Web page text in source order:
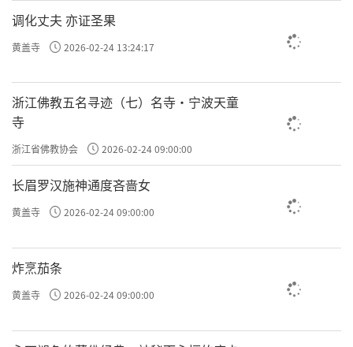
调化丈夫 亦证圣果
黄盖寺 2026-02-24 13:24:17
浙江佛教五名寻迹（七）名寺·宁波天童
寺
浙江省佛教协会 2026-02-24 09:00:00
长眉罗汉施神通度吝啬女
黄盖寺 2026-02-24 09:00:00
炸烹茄条
黄盖寺 2026-02-24 09:00:00